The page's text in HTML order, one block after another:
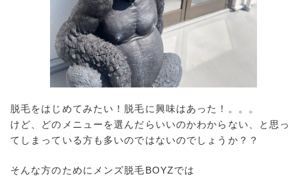
脱毛をはじめてみたい！脱毛に興味はあった！。。。
けど、どのメニューを選んだらいいのかわからない、と思っ
てしまっている方も多いのではないのでしょうか？？
そんな方のためにメンズ脱毛BOYZでは